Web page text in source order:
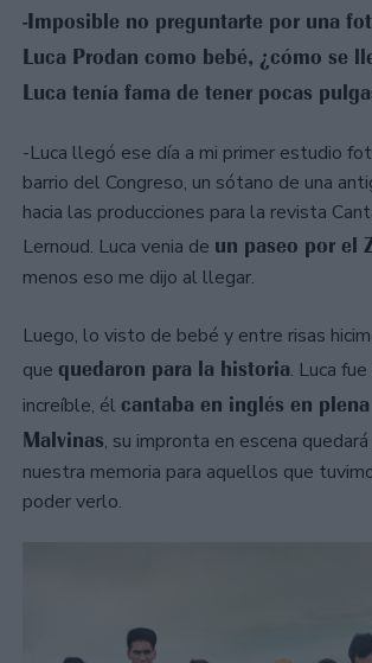
-Imposible no preguntarte por una
Luca Prodan como bebé, ¿cómo se
Luca tenía fama de tener pocas
-Luca llegó ese día a mi primer estudio
barrio del Congreso, un sótano de una
hacia las producciones para la revista
Lernoud. Luca venia de un paseo por el
menos eso me dijo al llegar.
Luego, lo visto de bebé y entre risas
que quedaron para la historia. Luca
increíble, él cantaba en inglés en
Malvinas, su impronta en escena
nuestra memoria para aquellos que
poder verlo.